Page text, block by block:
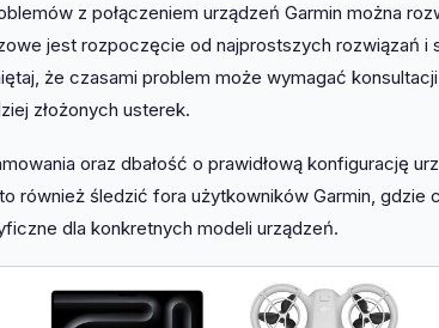
z połączeniem urządzeń Garmin można
jest rozpoczęcie od najprostszych rozwiązań
że czasami problem może wymagać
złożonych usterek.
oraz dbałość o prawidłową konfigurację
również śledzić fora użytkowników Garmin,
dla konkretnych modeli urządzeń.